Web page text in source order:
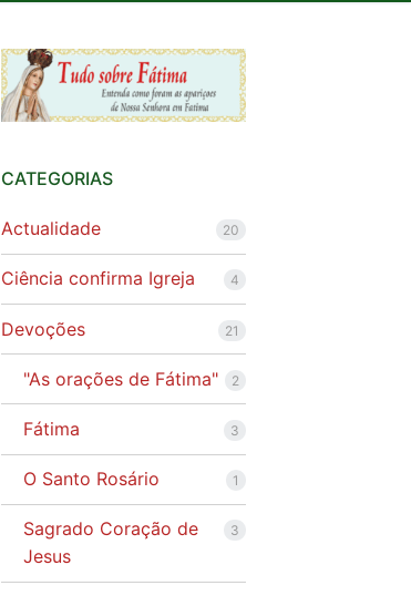
CATEGORIAS
Actualidade 20
Ciência confirma Igreja 4
Devoções 21
"As orações de Fátima" 2
Fátima 3
O Santo Rosário 1
Sagrado Coração de
Jesus
3